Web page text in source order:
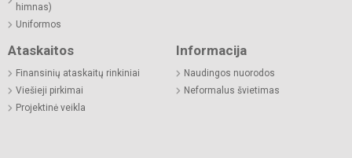
himnas)
Uniformos
Ataskaitos
Finansinių ataskaitų rinkiniai
Viešieji pirkimai
Projektinė veikla
Informacija
Naudingos nuorodos
Neformalus švietimas